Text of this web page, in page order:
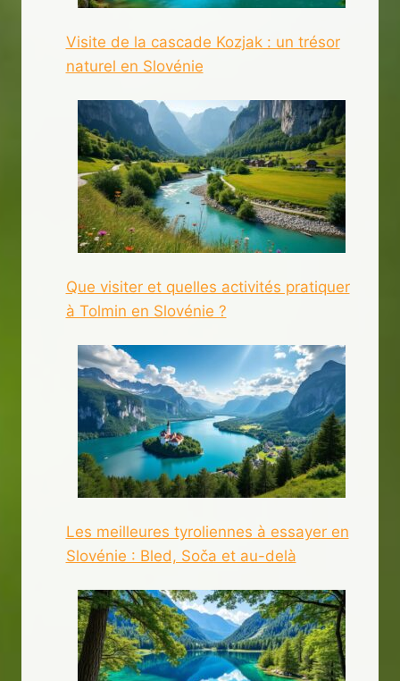
Visite de la cascade Kozjak : un trésor
naturel en Slovénie
Que visiter et quelles activités pratiquer
à Tolmin en Slovénie ?
Les meilleures tyroliennes à essayer en
Slovénie : Bled, Soča et au-delà